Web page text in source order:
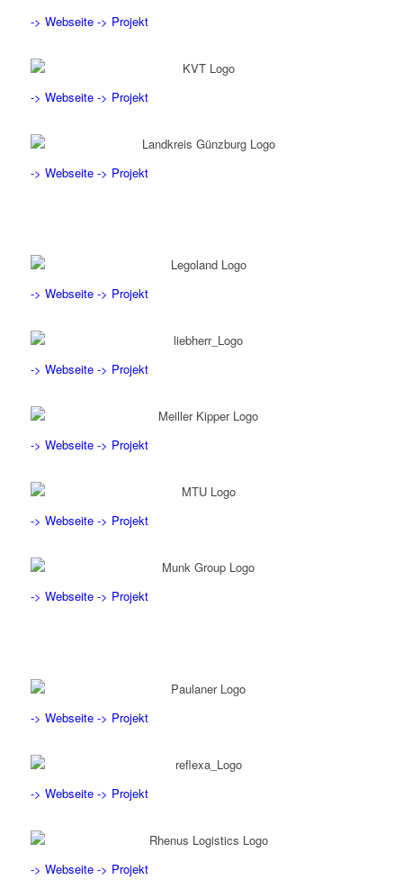
-> Webseite -> Projekt
-> Webseite -> Projekt
-> Webseite -> Projekt
-> Webseite -> Projekt
-> Webseite -> Projekt
-> Webseite -> Projekt
-> Webseite -> Projekt
-> Webseite -> Projekt
-> Webseite -> Projekt
-> Webseite -> Projekt
-> Webseite -> Projekt